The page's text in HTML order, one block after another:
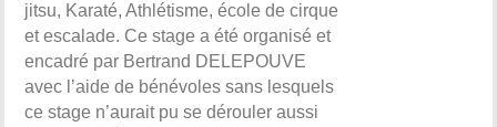
jitsu, Karaté, Athlétisme, école de cirque
et escalade. Ce stage a été organisé et
encadré par Bertrand DELEPOUVE
avec l’aide de bénévoles sans lesquels
ce stage n’aurait pu se dérouler aussi